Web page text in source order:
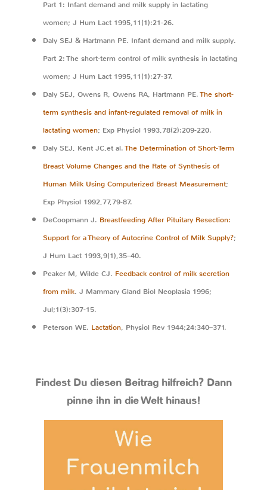
Part 1: Infant demand and milk supply in lactating
women; J Hum Lact 1995,11(1):21-26.
Daly SEJ & Hartmann PE. Infant demand and milk supply.
Part 2: The short-term control of milk synthesis in lactating
women; J Hum Lact 1995,11(1):27-37.
Daly SEJ, Owens R, Owens RA, Hartmann PE.The short-
term synthesis and infant-regulated removal of milk in
lactating women; Exp Physiol 1993,78(2):209-220.
Daly SEJ, Kent JC,et al.The Determination of Short-Term
Breast Volume Changes and the Rate of Synthesis of
Human Milk Using Computerized Breast Measurement;
Exp Physiol 1992,77,79-87.
DeCoopmann J. Breastfeeding After Pituitary Resection:
Support for a Theory of Autocrine Control of Milk Supply?;
J Hum Lact 1993,9(1),35–40.
Peaker M, Wilde CJ. Feedback control of milk secretion
from milk. J Mammary Gland Biol Neoplasia 1996;
Jul;1(3):307-15.
Peterson WE. Lactation, Physiol Rev 1944;24:340–371.
Findest Du diesen Beitrag hilfreich? Dann
pinne ihn in die Welt hinaus!